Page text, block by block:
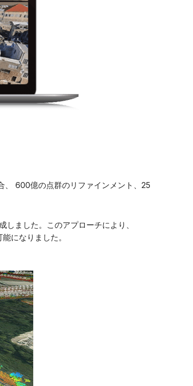
、 600億の点群のリファインメント、25
ました。このアプローチにより、
になりました。